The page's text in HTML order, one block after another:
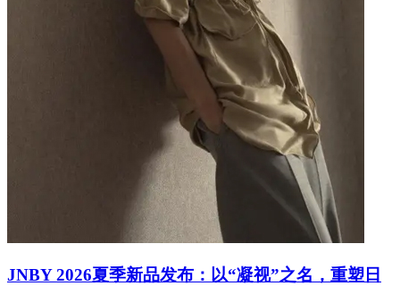
JNBY 2026夏季新品发布：以“凝视”之名，重塑日